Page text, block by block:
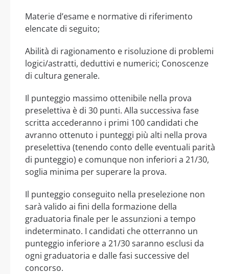
Materie d’esame e normative di riferimento
elencate di seguito;
Abilità di ragionamento e risoluzione di problemi
logici/astratti, deduttivi e numerici; Conoscenze
di cultura generale.
Il punteggio massimo ottenibile nella prova
preselettiva è di 30 punti. Alla successiva fase
scritta accederanno i primi 100 candidati che
avranno ottenuto i punteggi più alti nella prova
preselettiva (tenendo conto delle eventuali parità
di punteggio) e comunque non inferiori a 21/30,
soglia minima per superare la prova.
Il punteggio conseguito nella preselezione non
sarà valido ai fini della formazione della
graduatoria finale per le assunzioni a tempo
indeterminato. I candidati che otterranno un
punteggio inferiore a 21/30 saranno esclusi da
ogni graduatoria e dalle fasi successive del
concorso.